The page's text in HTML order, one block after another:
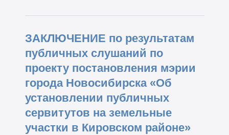
ЗАКЛЮЧЕНИЕ по результатам
публичных слушаний по
проекту постановления мэрии
города Новосибирска «Об
установлении публичных
сервитутов на земельные
участки в Кировском районе»